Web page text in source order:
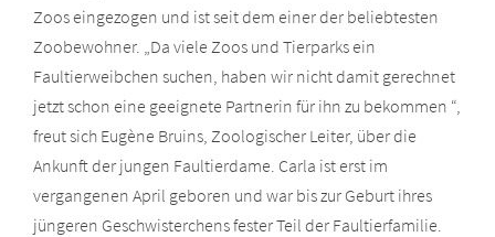
Zoos eingezogen und ist seit dem einer der beliebtesten
Zoobewohner. „Da viele Zoos und Tierparks ein
Faultierweibchen suchen, haben wir nicht damit gerechnet
jetzt schon eine geeignete Partnerin für ihn zu bekommen “,
freut sich Eugène Bruins, Zoologischer Leiter, über die
Ankunft der jungen Faultierdame. Carla ist erst im
vergangenen April geboren und war bis zur Geburt ihres
jüngeren Geschwisterchens fester Teil der Faultierfamilie.